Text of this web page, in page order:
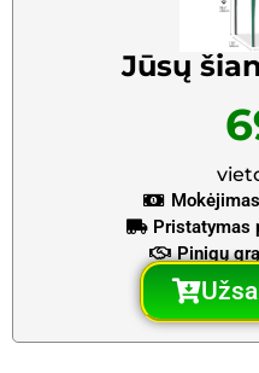
Jūsų
Pristatymas
Pinigų